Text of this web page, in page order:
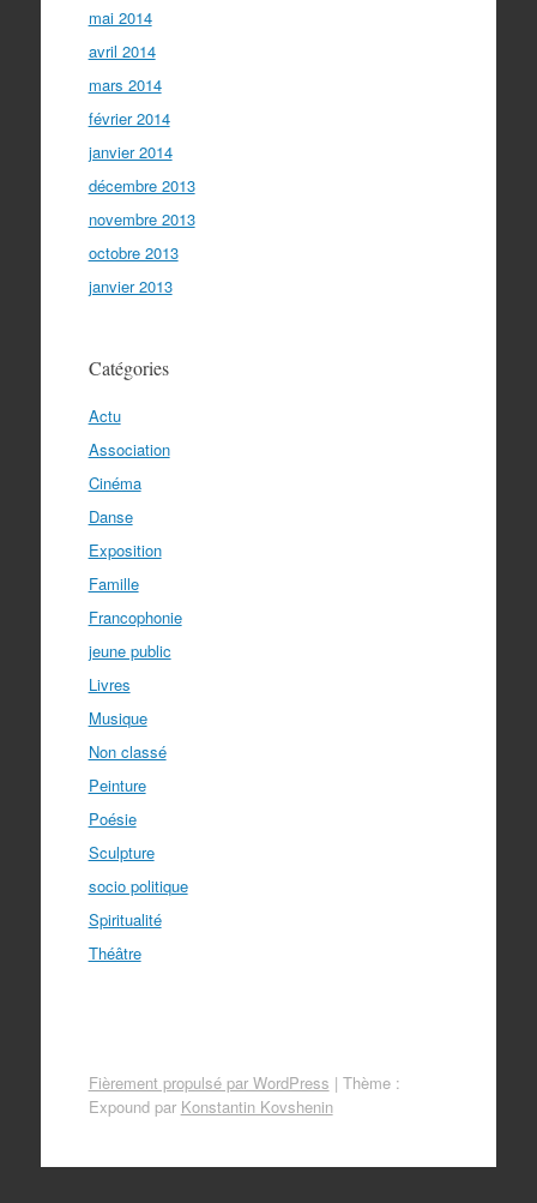
mai 2014
avril 2014
mars 2014
février 2014
janvier 2014
décembre 2013
novembre 2013
octobre 2013
janvier 2013
Catégories
Actu
Association
Cinéma
Danse
Exposition
Famille
Francophonie
jeune public
Livres
Musique
Non classé
Peinture
Poésie
Sculpture
socio politique
Spiritualité
Théâtre
Fièrement propulsé par WordPress | Thème :
Expound par Konstantin Kovshenin